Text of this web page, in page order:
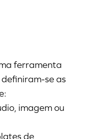
ferramenta
se as
imagem ou
de